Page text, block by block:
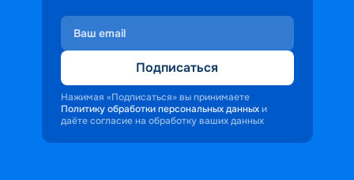
Подписаться
Нажимая «Подписаться» вы принимаете
Политику обработки персональных данных и
даёте согласие на обработку ваших данных